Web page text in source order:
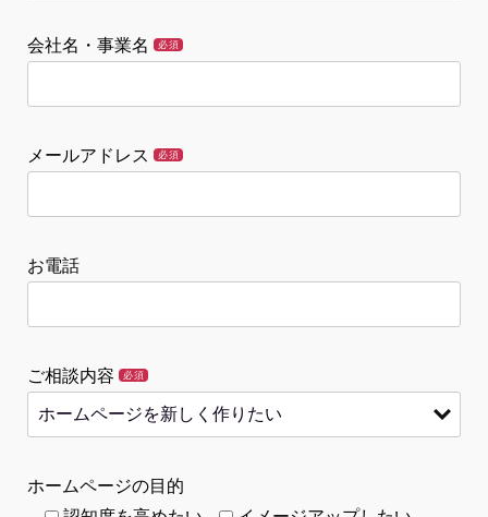
会社名・事業名 必須
メールアドレス 必須
お電話
ご相談内容 必須
ホームページの目的